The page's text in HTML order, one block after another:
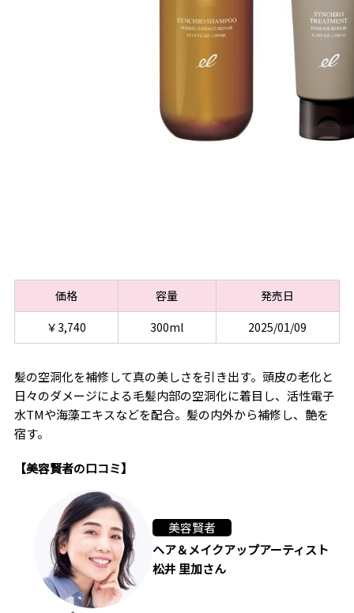
価格 容量
発売日
￥3,740
300ml 2025/01/09
髪の空洞化を補修して真の美しさを引き出す。頭皮の老化と
日々のダメージによる毛髪内部の空洞化に着目し、活性電子
水TMや海藻エキスなどを配合。髪の内外から補修し、艶を
宿す。
【美容賢者の口コミ】
美容賢者
ヘア＆メイクアップアーティスト
松井 里加さん